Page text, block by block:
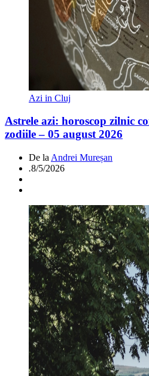
Azi in Cluj
Astrele azi: horoscop zilnic
zodiile – 05 august 2026
De la Andrei Mureșan
.8/5/2026